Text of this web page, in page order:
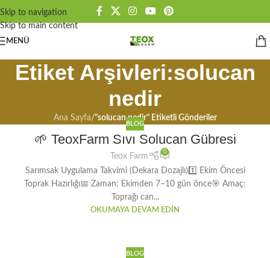
Skip to navigation
Skip to main content
MENÜ
Etiket Arşivleri:solucan
nedir
Ana Sayfa/"solucan nedir" Etiketli Gönderiler
BLOG
🌱 TeoxFarm Sıvı Solucan Gübresi
Teox Farm
0
Sarımsak Uygulama Takvimi (Dekara Dozajlı)1️⃣ Ekim Öncesi
Toprak Hazırlığı📅 Zaman: Ekimden 7–10 gün önce🎯 Amaç:
Toprağı can...
OKUMAYA DEVAM EDIN
BLOG